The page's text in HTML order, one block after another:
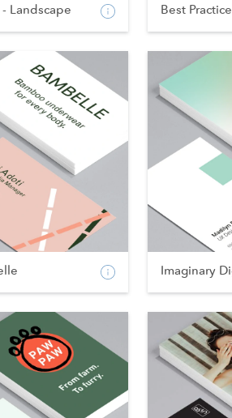
Landscape Best Practice